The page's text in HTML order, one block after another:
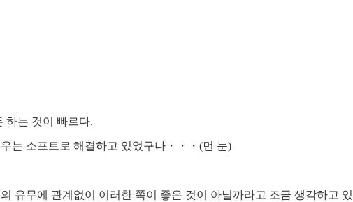
하는 것이 빠르다.
는 소프트로 해결하고 있었구나・・・(먼 눈)
유무에 관계없이 이러한 쪽이 좋은 것이 아닐까라고 조금 생각하고